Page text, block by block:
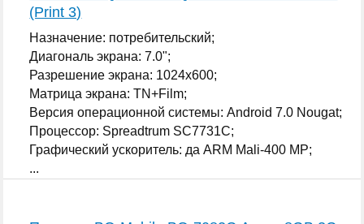
(Print 3)
Назначение: потребительский;
Диагональ экрана: 7.0";
Разрешение экрана: 1024x600;
Матрица экрана: TN+Film;
Версия операционной системы: Android 7.0 Nougat;
Процессор: Spreadtrum SC7731C;
Графический ускоритель: да ARM Mali-400 MP;
...